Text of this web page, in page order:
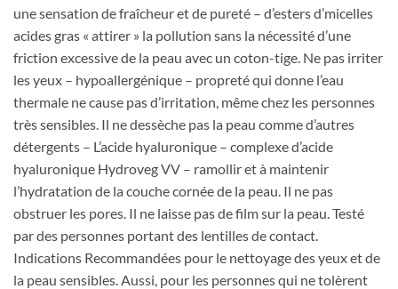
une sensation de fraîcheur et de pureté – d’esters d’micelles
acides gras « attirer » la pollution sans la nécessité d’une
friction excessive de la peau avec un coton-tige. Ne pas irriter
les yeux – hypoallergénique – propreté qui donne l’eau
thermale ne cause pas d’irritation, même chez les personnes
très sensibles. Il ne dessèche pas la peau comme d’autres
détergents – L’acide hyaluronique – complexe d’acide
hyaluronique Hydroveg VV – ramollir et à maintenir
l’hydratation de la couche cornée de la peau. Il ne pas
obstruer les pores. Il ne laisse pas de film sur la peau. Testé
par des personnes portant des lentilles de contact.
Indications Recommandées pour le nettoyage des yeux et de
la peau sensibles. Aussi, pour les personnes qui ne tolèrent